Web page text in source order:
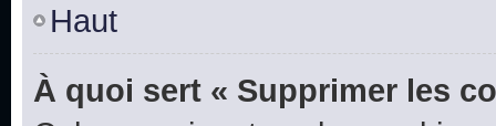
Haut
À quoi sert « Supprimer les